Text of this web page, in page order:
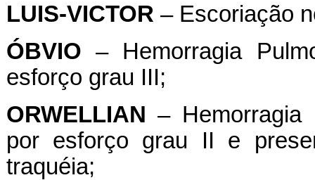
LUIS-VICTOR – Escoriação
ÓBVIO – Hemorragia
esforço grau III;
ORWELLIAN – Hemorragia
por esforço grau II e
traquéia;